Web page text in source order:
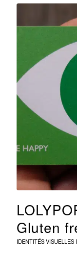
Gluten
IDENTITÉS VISUELLES